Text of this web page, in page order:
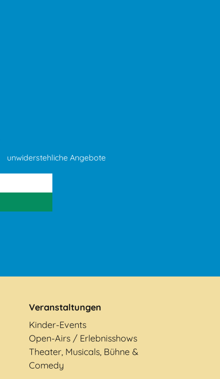
unwiderstehliche Angebote
Veranstaltungen
Kinder-Events
Open-Airs / Erlebnisshows
Theater, Musicals, Bühne &
Comedy